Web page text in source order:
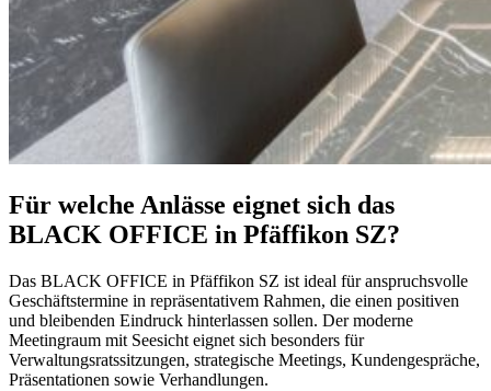
Für welche Anlässe eignet sich das
BLACK OFFICE in Pfäffikon SZ?
Das BLACK OFFICE in Pfäffikon SZ ist ideal für anspruchsvolle
Geschäftstermine in repräsentativem Rahmen, die einen positiven
und bleibenden Eindruck hinterlassen sollen. Der moderne
Meetingraum mit Seesicht eignet sich besonders für
Verwaltungsratssitzungen, strategische Meetings, Kundengespräche,
Präsentationen sowie Verhandlungen.